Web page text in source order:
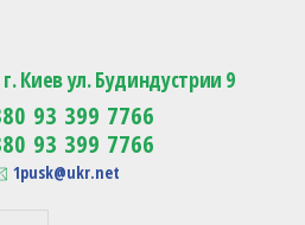
Изготовление сувенирной продукции с логотипом
Киев ул. Будиндустрии 9
93 399 7766
93 399 7766
1pusk@ukr.net